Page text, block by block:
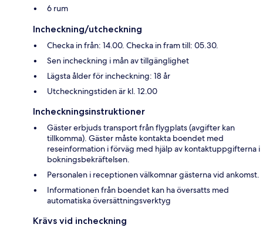
6 rum
Incheckning/utcheckning
Checka in från: 14.00. Checka in fram till: 05.30.
Sen incheckning i mån av tillgänglighet
Lägsta ålder för incheckning: 18 år
Utcheckningstiden är kl. 12.00
Incheckningsinstruktioner
Gäster erbjuds transport från flygplats (avgifter kan
tillkomma). Gäster måste kontakta boendet med
reseinformation i förväg med hjälp av kontaktuppgifterna i
bokningsbekräftelsen.
Personalen i receptionen välkomnar gästerna vid ankomst.
Informationen från boendet kan ha översatts med
automatiska översättningsverktyg
Krävs vid incheckning